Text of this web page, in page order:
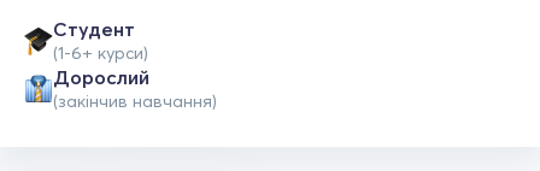
Студент
(1-6+ курси)
Дорослий
(закінчив навчання)